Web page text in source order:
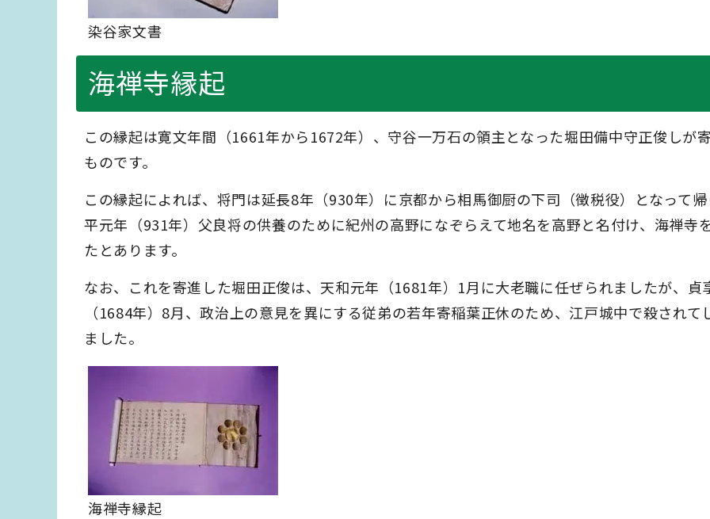
染谷家文書
海禅寺縁起
この縁起は寛文年間（1661年から1672年）、守谷一万石の領主となった堀田備中守正俊しが
ものです。
この縁起によれば、将門は延長8年（930年）に京都から相馬御厨の下司（徴税役）となって
平元年（931年）父良将の供養のために紀州の高野になぞらえて地名を高野と名付け、海禅寺
たとあります。
なお、これを寄進した堀田正俊は、天和元年（1681年）1月に大老職に任ぜられましたが、貞
（1684年）8月、政治上の意見を異にする従弟の若年寄稲葉正休のため、江戸城中で殺されて
ました。
海禅寺縁起